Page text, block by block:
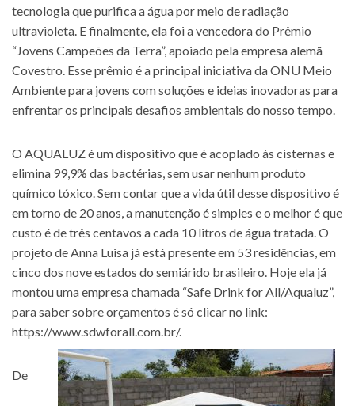
tecnologia que purifica a água por meio de radiação
ultravioleta. E finalmente, ela foi a vencedora do Prêmio
“Jovens Campeões da Terra”, apoiado pela empresa alemã
Covestro. Esse prêmio é a principal iniciativa da ONU Meio
Ambiente para jovens com soluções e ideias inovadoras para
enfrentar os principais desafios ambientais do nosso tempo.
O AQUALUZ é um dispositivo que é acoplado às cisternas e
elimina 99,9% das bactérias, sem usar nenhum produto
químico tóxico. Sem contar que a vida útil desse dispositivo é
em torno de 20 anos, a manutenção é simples e o melhor é que
custo é de três centavos a cada 10 litros de água tratada. O
projeto de Anna Luisa já está presente em 53 residências, em
cinco dos nove estados do semiárido brasileiro. Hoje ela já
montou uma empresa chamada “Safe Drink for All/Aqualuz”,
para saber sobre orçamentos é só clicar no link:
https://www.sdwforall.com.br/.
De